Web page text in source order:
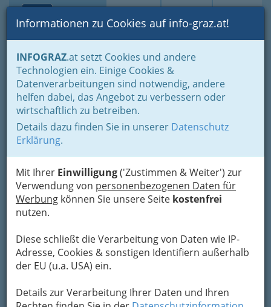
Suche Login Toggle
Informationen zu Cookies auf info-graz.at!
INFOGRAZ.at setzt Cookies und andere
Technologien ein. Einige Cookies &
Datenverarbeitungen sind notwendig, andere
helfen dabei, das Angebot zu verbessern oder
wirtschaftlich zu betreiben.
Details dazu finden Sie in unserer Datenschutz
Erklärung.
Mit Ihrer Einwilligung('Zustimmen & Weiter') zur
Verwendung von personenbezogenen Daten für
Werbung können Sie unsere Seite kostenfrei
nutzen.
Diese schließt die Verarbeitung von Daten wie IP-
Adresse, Cookies & sonstigen Identifiern außerhalb
der EU (u.a. USA) ein.
Details zur Verarbeitung Ihrer Daten und Ihren
Home Branchen
Tourismus & Freizeitwirtschaft
Private Krankenanstalten und Kurbetriebe
Privatspitäler, Sanatorien
Sanatorium St.Leonhard
Gesellschaft m.b.H.
Schanzelgasse 42, 8010 Graz
Karte
Adresse mit Google Maps anschauen
Kontaktaufnahme